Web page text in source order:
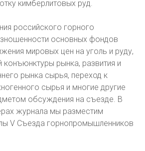
кимберлитовых руд.
российского горного
основных фондов
мировых цен на уголь и руду,
конъюнктуры рынка, развития и
рынка сырья, переход к
сырья и многие другие
обсуждения на съезде. В
журнала мы разместим
V Съезда горнопромышленников